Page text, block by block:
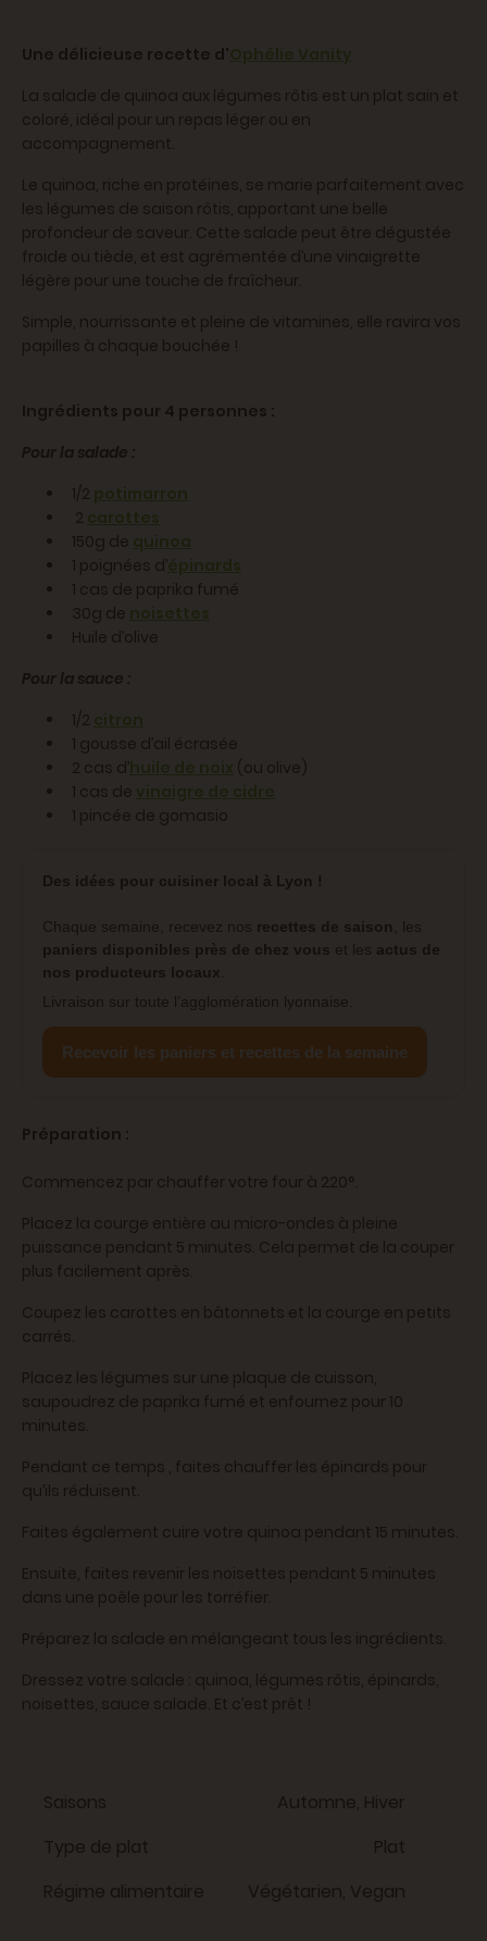
Une délicieuse recette d'Ophélie Vanity
La salade de quinoa aux légumes rôtis est un plat sain et
coloré, idéal pour un repas léger ou en
accompagnement.
Le quinoa, riche en protéines, se marie parfaitement avec
les légumes de saison rôtis, apportant une belle
profondeur de saveur. Cette salade peut être dégustée
froide ou tiède, et est agrémentée d’une vinaigrette
légère pour une touche de fraîcheur.
Simple, nourrissante et pleine de vitamines, elle ravira vos
papilles à chaque bouchée !
Ingrédients pour 4 personnes :
Pour la salade :
1/2 potimarron
2 carottes
150g de quinoa
1 poignées d’ épinards
1 cas de paprika fumé
30g de noisettes
Huile d’olive
Pour la sauce :
1/2 citron
1 gousse d’ail écrasée
2 cas d’ huile de noix (ou olive)
1 cas de vinaigre de cidre
1 pincée de gomasio
Des idées pour cuisiner local à Lyon !
Chaque semaine, recevez nos recettes de saison
, les
paniers disponibles près de chez vous et les actus de
nos producteurs locaux
Livraison sur toute l’agglomération lyonnaise.
Recevoir les paniers et recettes de la semaine
Préparation :
Commencez par chauffer votre four à 220°.
Placez la courge entière au micro-ondes à pleine
puissance pendant 5 minutes. Cela permet de la couper
plus facilement après.
Coupez les carottes en bâtonnets et la courge en petits
carrés.
Placez les légumes sur une plaque de cuisson,
saupoudrez de paprika fumé et enfournez pour 10
minutes.
Pendant ce temps , faites chauffer les épinards pour
qu’ils réduisent.
Faites également cuire votre quinoa pendant 15 minutes.
Ensuite, faites revenir les noisettes pendant 5 minutes
dans une poêle pour les torréfier.
Préparez la salade en mélangeant tous les ingrédients.
Dressez votre salade : quinoa, légumes rôtis, épinards,
noisettes, sauce salade. Et c’est prêt !
Saisons
Automne, Hiver
Type de plat
Plat
Régime alimentaire
Végétarien, Vegan